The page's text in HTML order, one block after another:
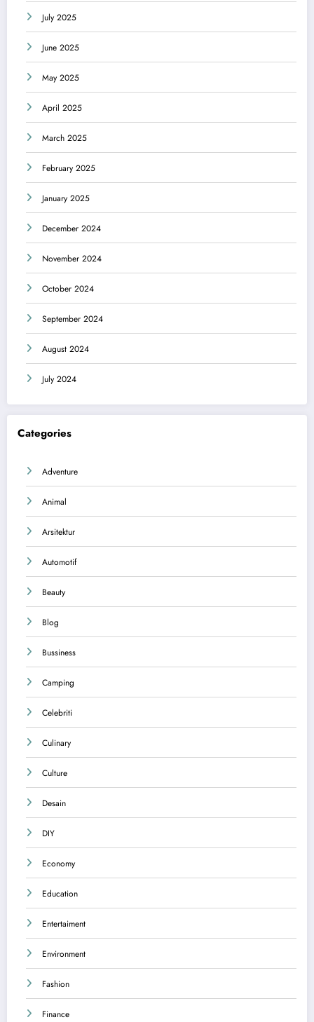
July 2025
June 2025
May 2025
April 2025
March 2025
February 2025
January 2025
December 2024
November 2024
October 2024
September 2024
August 2024
July 2024
Categories
Adventure
Animal
Arsitektur
Automotif
Beauty
Blog
Bussiness
Camping
Celebriti
Culinary
Culture
Desain
DIY
Economy
Education
Entertaiment
Environment
Fashion
Finance